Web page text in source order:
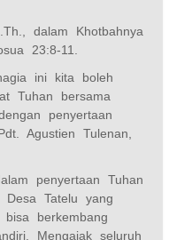
dalam Khotbahnya
23:8-11.
ini kita boleh
Tuhan bersama
penyertaan
Agustien Tulenan,
penyertaan Tuhan
Desa Tatelu yang
berkembang
Mengajak seluruh